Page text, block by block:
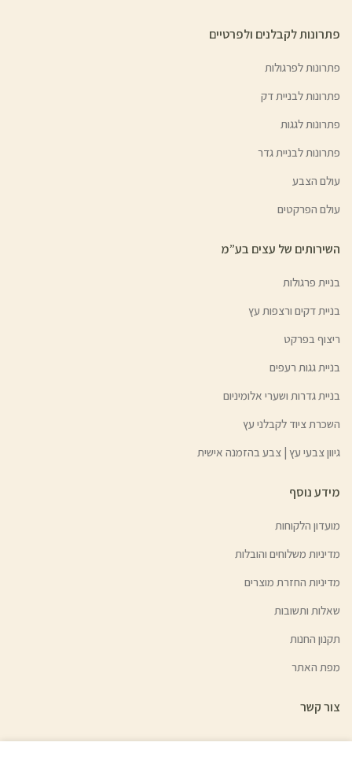
פתרונות לקבלנים ולפרטיים
פתרונות לפרגולות
פתרונות לבניית דק
פתרונות לגגות
פתרונות לבניית גדר
עולם הצבע
עולם הפרקטים
השירותים של עצים בע”מ
בניית פרגולות
בניית דקים ורצפות עץ
ריצוף בפרקט
בניית גגות רעפים
בניית גדרות ושערי אלומיניום
השכרת ציוד לקבלני עץ
גיוון צבעי עץ | צבע בהזמנה אישית
מידע נוסף
מועדון הלקוחות
מדיניות משלוחים והובלות
מדיניות החזרת מוצרים
שאלות ותשובות
תקנון החנות
מפת האתר
צור קשר